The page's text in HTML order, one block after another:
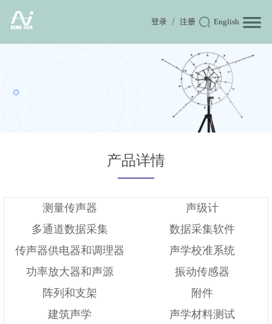
登录 注册 English
产品详情
测量传声器
声级计
多通道数据采集
数据采集软件
传声器供电器和调理器
声学校准系统
功率放大器和声源
振动传感器
阵列和支架
附件
建筑声学
声学材料测试